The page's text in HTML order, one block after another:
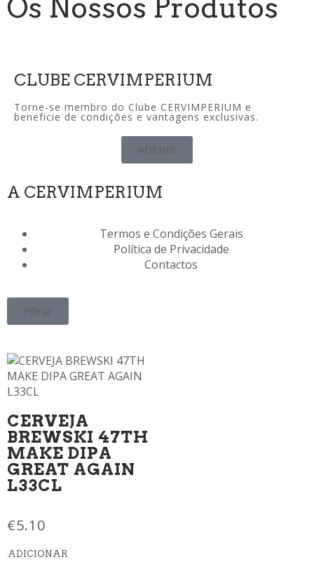
Os Nossos Produtos
CLUBE CERVIMPERIUM
Torne-se membro do Clube CERVIMPERIUM e
beneficie de condições e vantagens exclusivas.
ADERIR
A CERVIMPERIUM
Termos e Condições Gerais
Política de Privacidade
Contactos
Filtrar
CERVEJA
BREWSKI 47TH
MAKE DIPA
GREAT AGAIN
L33CL
€5.10
ADICIONAR